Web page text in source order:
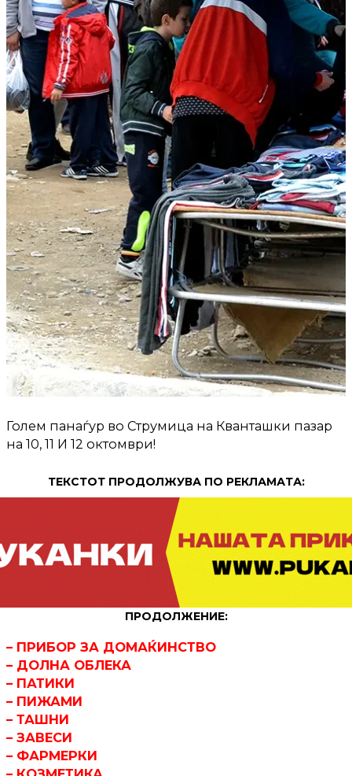
Голем панаѓур во Струмица на Кванташки пазар
на 10, 11 И 12 октомври!
ТЕКСТОТ ПРОДОЛЖУВА ПО РЕКЛАМАТА:
ПРОДОЛЖЕНИЕ:
– ПРИБОР ЗА ДОМАЌИНСТВО
– ДОЛНА ОБЛЕКА
– ПАТИКИ
– ПИЖАМИ
– ТАШНИ
– ЗАВЕСИ
– ФАРМЕРКИ